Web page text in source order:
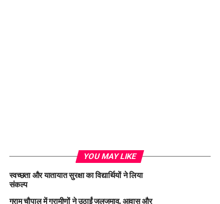
YOU MAY LIKE
स्वच्छता और यातायात सुरक्षा का विद्यार्थियों ने लिया
संकल्प
ग्राम चौपाल में ग्रामीणों ने उठाईं जलजमाव, आवास और